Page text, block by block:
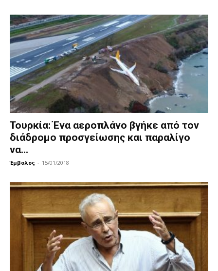
Τουρκία: Ένα αεροπλάνο βγήκε από τον
διάδρομο προσγείωσης και παραλίγο
να...
Έμβολος - 15/01/2018